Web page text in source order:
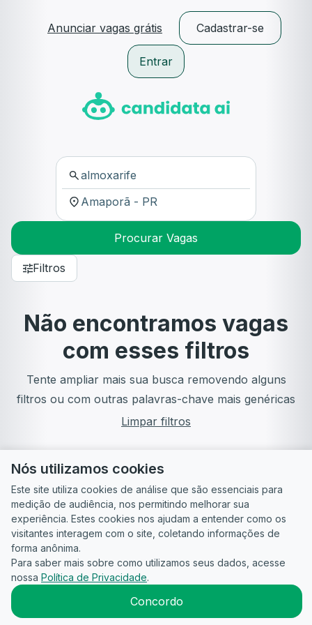
Anunciar vagas grátis Cadastrar-se
Entrar
Procurar Vagas
Filtros
Não encontramos vagas
com esses filtros
Tente ampliar mais sua busca removendo alguns
filtros ou com outras palavras-chave mais genéricas
Limpar filtros
Guia do
Candidato
Para
empresas
Política de
Privacidade
Termos
2026CandidataAI
Nós utilizamos cookies
Este site utiliza cookies de análise que são essenciais para
medição de audiência, nos permitindo melhorar sua
experiência. Estes cookies nos ajudam a entender como os
visitantes interagem com o site, coletando informações de
forma anônima.
Para saber mais sobre como utilizamos seus dados, acesse
nossa Política de Privacidade.
Concordo